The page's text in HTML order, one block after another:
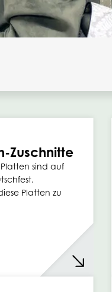
Zuschnitte
sind auf
Platten zu